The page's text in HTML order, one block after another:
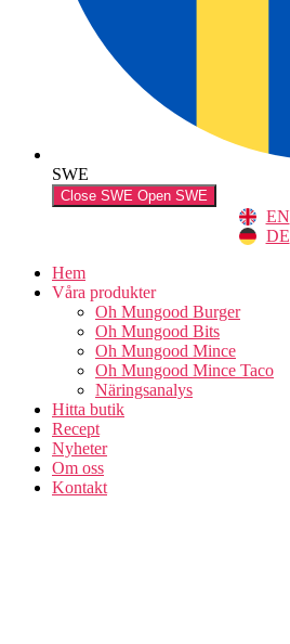
SWE
Close SWE Open SWE
EN
DE
Hem
Våra produkter
Oh Mungood Burger
Oh Mungood Bits
Oh Mungood Mince
Oh Mungood Mince Taco
Näringsanalys
Hitta butik
Recept
Nyheter
Om oss
Kontakt